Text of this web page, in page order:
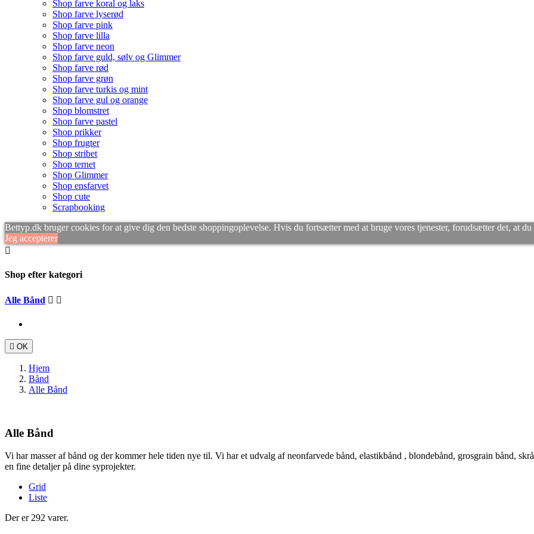
Shop farve koral og laks
Shop farve lyserød
Shop farve pink
Shop farve lilla
Shop farve neon
Shop farve guld, sølv og Glimmer
Shop farve rød
Shop farve grøn
Shop farve turkis og mint
Shop farve gul og orange
Shop blomstret
Shop farve pastel
Shop prikker
Shop frugter
Shop stribet
Shop ternet
Shop Glimmer
Shop ensfarvet
Shop cute
Scrapbooking
Bettyp.dk bruger cookies for at give dig den bedste shoppingoplevelse. Hvis du fortsætter med at bruge vores tjenester, forudsætter det, at
Jeg accepterer

Shop efter kategori
Alle Bånd  
 OK
Hjem
Bånd
Alle Bånd
Alle Bånd
Vi har masser af bånd og der kommer hele tiden nye til. Vi har et udvalg af neonfarvede bånd, elastikbånd , blondebånd, grosgrain bånd,
en fine detaljer på dine syprojekter.
Grid
Liste
Der er 292 varer.